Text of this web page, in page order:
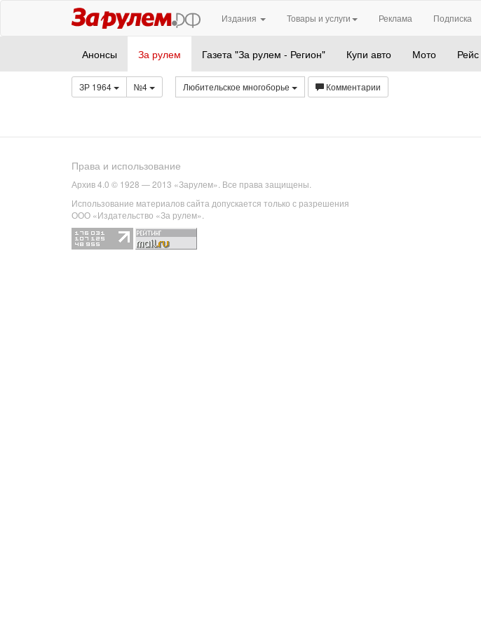
Издания Товары и услуги Реклама Подписка
Анонсы За рулем Газета "За рулем - Регион" Купи авто Мото Рейс
ЗР 1964 №4 Любительское многоборье Комментарии
Права и использование
Архив 4.0 © 1928 — 2013 «Зарулем». Все права защищены.
Использование материалов сайта допускается только с разрешения
ООО «Издательство «За рулем».